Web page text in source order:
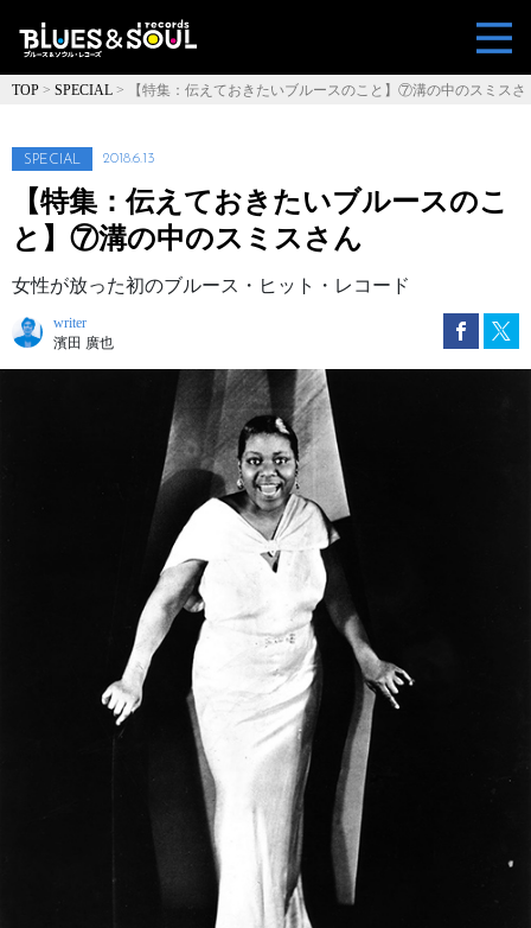
TOP > SPECIAL >
【特集：伝えておきたいブルースのこと】⑦溝の中のスミスさ
SPECIAL 2018.6.13
【特集：伝えておきたいブルースのこ
と】⑦溝の中のスミスさん
女性が放った初のブルース・ヒット・レコード
writer
濱田 廣也